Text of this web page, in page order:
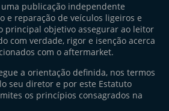
uma publicação independente
e reparação de veículos ligeiros e
principal objetivo assegurar ao leitor
com verdade, rigor e isenção acerca
com o aftermarket.
a orientação definida, nos termos
seu diretor e por este Estatuto
os princípios consagrados na